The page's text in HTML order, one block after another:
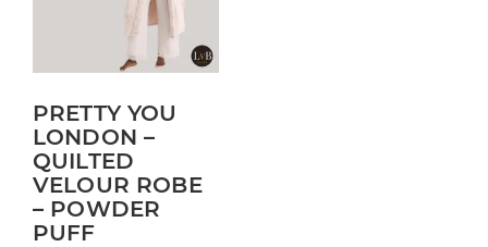
PRETTY YOU
LONDON –
QUILTED
VELOUR ROBE
– POWDER
PUFF
optie
kan
gekozen
worden
op
de